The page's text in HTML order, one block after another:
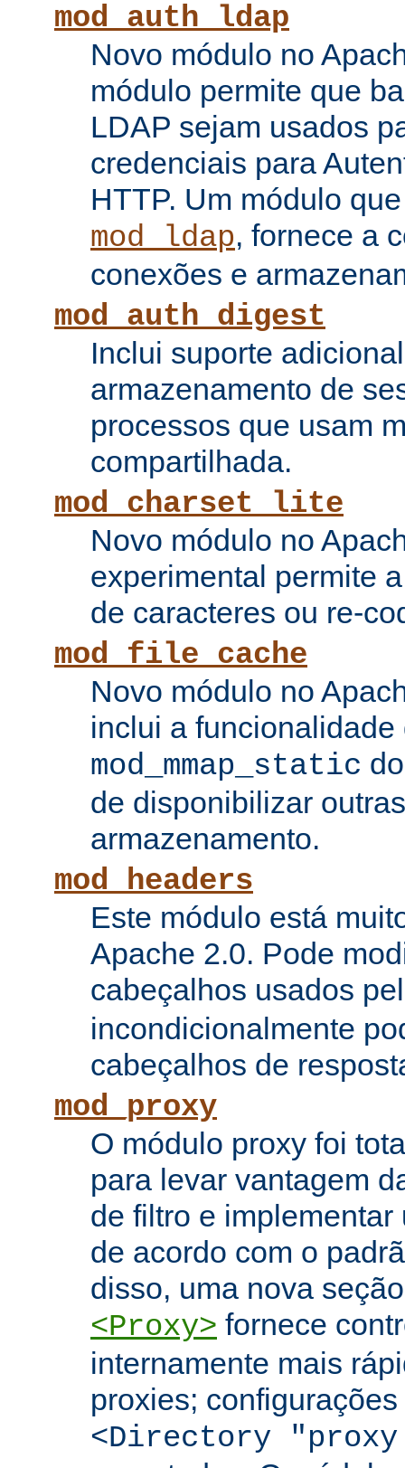
mod_auth_ldap
Novo módulo no
módulo permite que
LDAP sejam usados
credenciais para
HTTP. Um módulo
mod_ldap, fornece a
conexões e
mod_auth_digest
Inclui suporte
armazenamento de
processos que usam
compartilhada.
mod_charset_lite
Novo módulo no
experimental permite
de caracteres ou re-
mod_file_cache
Novo módulo no
inclui a funcionalidade
mod_mmap_static
de disponibilizar
armazenamento.
mod_headers
Este módulo está
Apache 2.0. Pode
cabeçalhos usados
incondicionalmente
cabeçalhos de
mod_proxy
O módulo proxy foi
para levar vantagem
de filtro e
de acordo com o
disso, uma nova
<Proxy> fornece
internamente mais
proxies;
<Directory